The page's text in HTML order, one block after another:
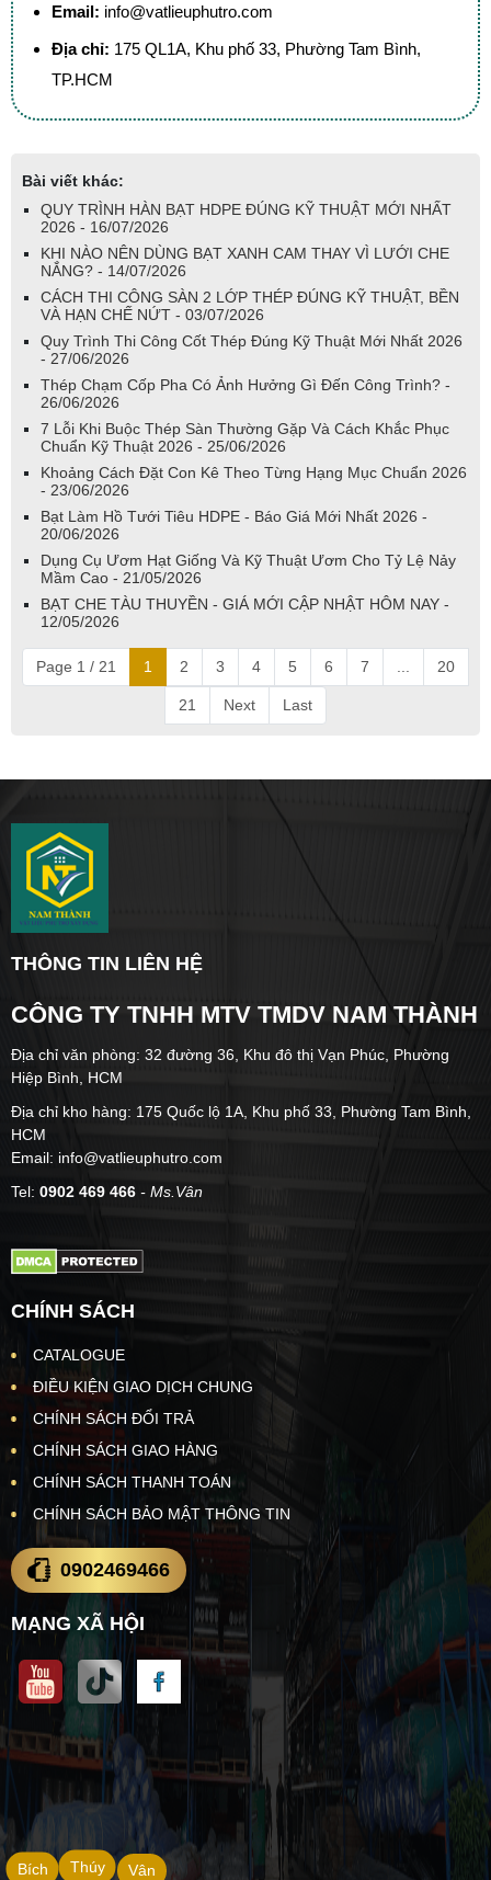
Email: info@vatlieuphutro.com
Địa chỉ: 175 QL1A, Khu phố 33, Phường Tam Bình,
TP.HCM
Bài viết khác:
QUY TRÌNH HÀN BẠT HDPE ĐÚNG KỸ THUẬT MỚI NHẤT
2026 - 16/07/2026
KHI NÀO NÊN DÙNG BẠT XANH CAM THAY VÌ LƯỚI CHE
NẮNG? - 14/07/2026
CÁCH THI CÔNG SÀN 2 LỚP THÉP ĐÚNG KỸ THUẬT, BỀN
VÀ HẠN CHẾ NỨT - 03/07/2026
Quy Trình Thi Công Cốt Thép Đúng Kỹ Thuật Mới Nhất 2026
- 27/06/2026
Thép Chạm Cốp Pha Có Ảnh Hưởng Gì Đến Công Trình? -
26/06/2026
7 Lỗi Khi Buộc Thép Sàn Thường Gặp Và Cách Khắc Phục
Chuẩn Kỹ Thuật 2026 - 25/06/2026
Khoảng Cách Đặt Con Kê Theo Từng Hạng Mục Chuẩn 2026
- 23/06/2026
Bạt Làm Hồ Tưới Tiêu HDPE - Báo Giá Mới Nhất 2026 -
20/06/2026
Dụng Cụ Ươm Hạt Giống Và Kỹ Thuật Ươm Cho Tỷ Lệ Nảy
Mầm Cao - 21/05/2026
BẠT CHE TÀU THUYỀN - GIÁ MỚI CẬP NHẬT HÔM NAY -
12/05/2026
Page 1 / 21 1 2 3 4 5 6 7 ... 20
21 Next Last
THÔNG TIN LIÊN HỆ
CÔNG TY TNHH MTV TMDV NAM THÀNH
Địa chỉ văn phòng: 32 đường 36, Khu đô thị Vạn Phúc, Phường
Hiệp Bình, HCM
Địa chỉ kho hàng: 175 Quốc lộ 1A, Khu phố 33, Phường Tam Bình,
HCM
Email: info@vatlieuphutro.com
Tel: 0902 469 466 - Ms.Vân
CHÍNH SÁCH
CATALOGUE
ĐIỀU KIỆN GIAO DỊCH CHUNG
CHÍNH SÁCH ĐỔI TRẢ
CHÍNH SÁCH GIAO HÀNG
CHÍNH SÁCH THANH TOÁN
CHÍNH SÁCH BẢO MẬT THÔNG TIN
0902469466
MẠNG XÃ HỘI
Vân
Thúy
Bích